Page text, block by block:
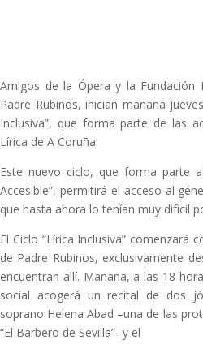
Amigos de la Ópera y la Fundación
Padre Rubinos, inician mañana
Inclusiva”, que forma parte de las
Lírica de A Coruña.
Este nuevo ciclo, que forma parte
Accesible”, permitirá el acceso al
que hasta ahora lo tenían muy difícil
El Ciclo “Lírica Inclusiva” comenzará
de Padre Rubinos, exclusivamente
encuentran allí. Mañana, a las 18
social acogerá un recital de dos
soprano Helena Abad –una de las
“El Barbero de Sevilla”- y el